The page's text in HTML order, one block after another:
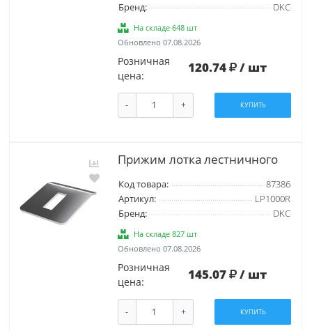
Бренд:
DKC
На складе 648 шт
Обновлено 07.08.2026
Розничная
цена:
120.74 / шт
- + КУПИТЬ
Прижим лотка лестничного
Код товара:
87386
Артикул:
LP1000R
Бренд:
DKC
На складе 827 шт
Обновлено 07.08.2026
Розничная
цена:
145.07 / шт
- + КУПИТЬ